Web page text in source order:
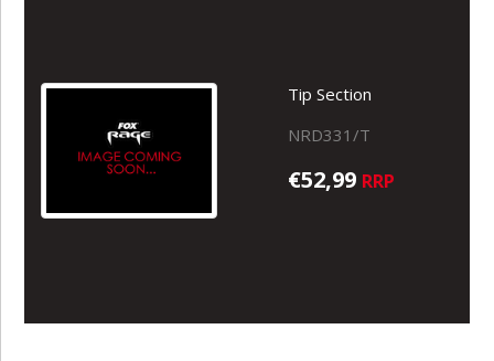
Tip Section
NRD331/T
€52,99 RRP